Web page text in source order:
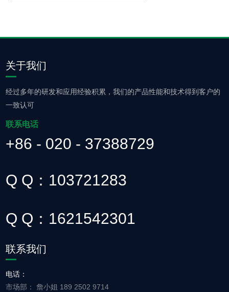
关于我们
经过多年的研发和应用经验积累，我们的产品性能和技术得到客户的
一致认可
联系电话
+86 - 020 - 37388729
Q Q：103721283
Q Q：1621542301
联系我们
电话：
市场部： 詹小姐 189 2502 9714